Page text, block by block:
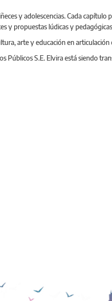
y adolescencias. Cada
y propuestas lúdicas y
arte y educación en
Públicos S.E. Elvira está siendo